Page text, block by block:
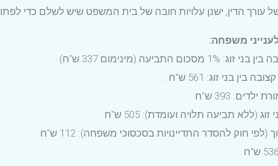
עורך הדין, ישנן עלויות חובה של בית המשפט שיש לשלם כדי
משפחה:
התביעה (מינימום 337 ש"ח) .
בני זוג: 561 ש"ח .
393 ש"ח .
(ללא תביעה תלויה ועומדת): 505 ש"ח .
חוק להסדר התדיינויות בסכסוכי משפחה): 112 ש"ח .